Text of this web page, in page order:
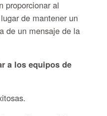
proporcionar al
de mantener un
de un mensaje de la
a los equipos de